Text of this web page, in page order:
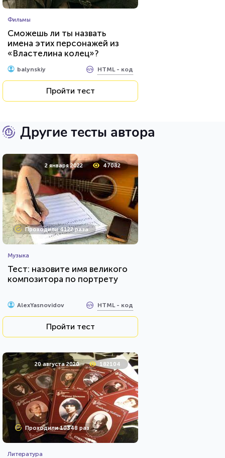
Фильмы
Сможешь ли ты назвать
имена этих персонажей из
«Властелина колец»?
balynskiy HTML - код
Пройти тест
Другие тесты автора
2 января 2022 47082
Проходили 4122 раза
Музыка
Тест: назовите имя великого
композитора по портрету
AlexYasnovidov HTML - код
Пройти тест
20 августа 2020 182104
Проходили 10348 раз
Литература